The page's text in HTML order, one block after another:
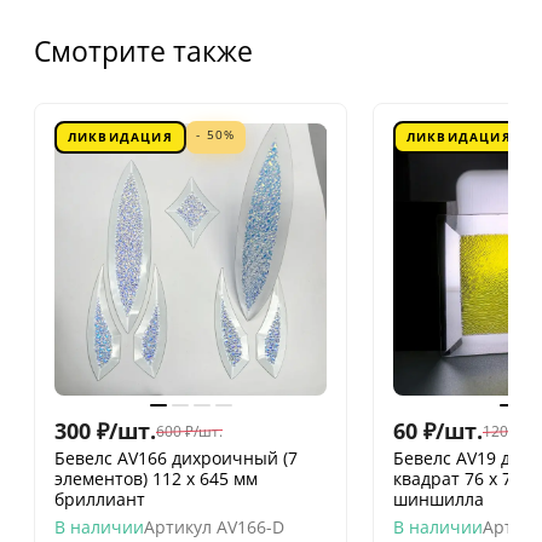
Смотрите также
ЛИКВИДАЦИЯ - 50%
300 ₽/шт.600 ₽/шт.
Бевелс AV166 дихроичный (7
элементов) 112 х 645 мм
бриллиант
В наличииАртикул AV166-D
ЛИКВИДАЦИЯ
60 ₽/шт.120
Бевелс AV19
квадрат 76 х 76
шиншилла
В наличии